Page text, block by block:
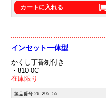
カートに入れる
インセット一体型
かくし丁番刎付き
・810‐0C
在庫限り
製品番号 26_295_55